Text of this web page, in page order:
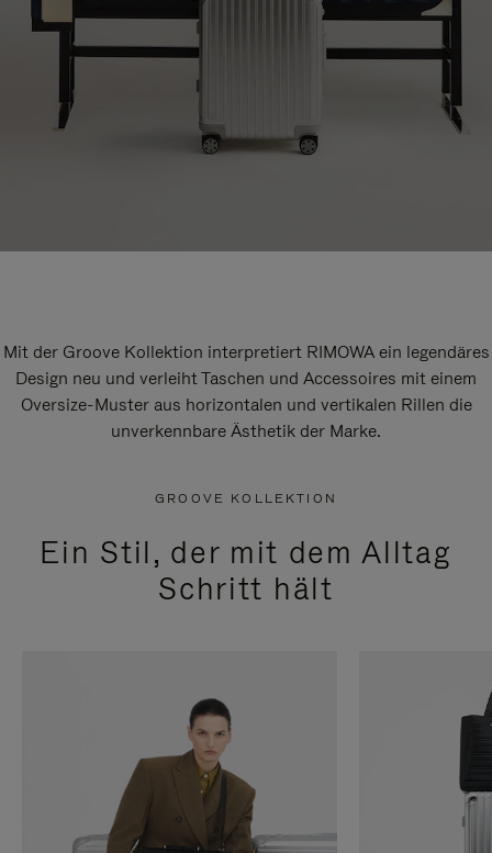
Mit der Groove Kollektion interpretiert RIMOWA ein legendäres
Design neu und verleiht Taschen und Accessoires mit einem
Oversize-Muster aus horizontalen und vertikalen Rillen die
unverkennbare Ästhetik der Marke.
GROOVE KOLLEKTION
Ein Stil, der mit dem Alltag
Schritt hält